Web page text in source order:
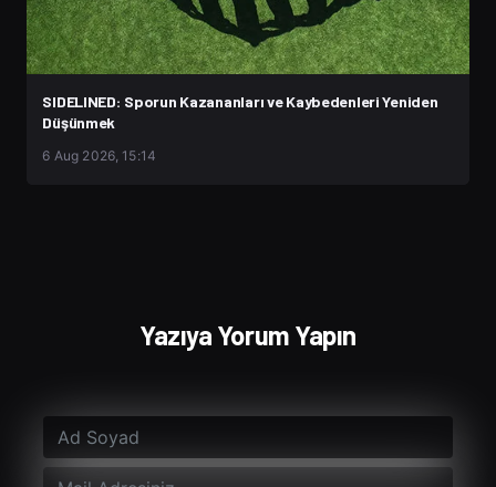
SIDELINED: Sporun Kazananları ve Kaybedenleri Yeniden
Düşünmek
6 Aug 2026, 15:14
Yazıya Yorum Yapın